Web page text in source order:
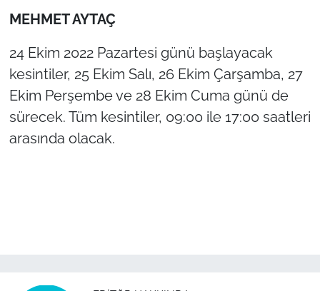
MEHMET AYTAÇ
24 Ekim 2022 Pazartesi günü başlayacak
kesintiler, 25 Ekim Salı, 26 Ekim Çarşamba, 27
Ekim Perşembe ve 28 Ekim Cuma günü de
sürecek. Tüm kesintiler, 09:00 ile 17:00 saatleri
arasında olacak.
TEKİRDAĞ
ÇANAKKALE
TÜRKİYE
Politika